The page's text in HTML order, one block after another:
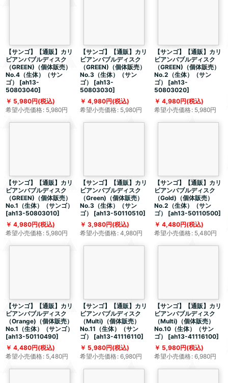
【サンゴ】【通販】カリ
ビアンバブルディスク
（GREEN)（個体販売）
No.4（生体）（サン
ゴ）
[ah13-
50803040]
5,980円(税込)
希望小売価格: 5,980円
【サンゴ】【通販】カリ
ビアンバブルディスク
（GREEN)（個体販売）
No.3（生体）（サン
ゴ）
[ah13-
50803030]
4,980円(税込)
希望小売価格: 5,980円
【サンゴ】【通販】カリ
ビアンバブルディスク
（GREEN)（個体販売）
No.2（生体）（サン
ゴ）
[ah13-
50803020]
4,980円(税込)
希望小売価格: 5,980円
【サンゴ】【通販】カリ
ビアンバブルディスク
（GREEN)（個体販売）
No.1（生体）（サンゴ）
[ah13-50803010]
4,980円(税込)
希望小売価格: 5,980円
【サンゴ】【通販】カリ
ビアンバブルディスク
（Green)（個体販売）
No.3（生体）（サン
ゴ）
[ah13-50110510]
3,980円(税込)
希望小売価格: 4,980円
【サンゴ】【通販】カリ
ビアンバブルディスク
（Gold)（個体販売）
No.2（生体）（サン
ゴ）
[ah13-50110500]
4,480円(税込)
希望小売価格: 5,480円
【サンゴ】【通販】カリ
ビアンバブルディスク
（Orange)（個体販売）
No.1（生体）（サンゴ）
[ah13-50110490]
4,480円(税込)
希望小売価格: 5,480円
【サンゴ】【通販】カリ
ビアンバブルディスク
（Multi)（個体販売）
No.11（生体）（サン
ゴ）
[ah13-41116110]
5,980円(税込)
希望小売価格: 6,980円
【サンゴ】【通販】カリ
ビアンバブルディスク
（Multi)（個体販売）
No.10（生体）（サン
ゴ）
[ah13-41116100]
5,980円(税込)
希望小売価格: 6,980円